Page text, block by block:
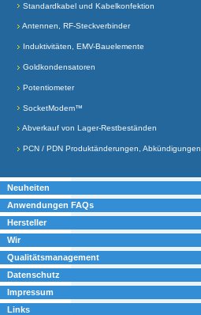
Standardkabel und Kabelkonfektion
Antennen, RF-Steckverbinder
Induktivitäten, EMV-Bauelemente
Goldkondensatoren
Potentiometer
SocketModem™
Abverkauf von Lager-Restbeständen
PCN / PDN Produktänderungen, Abkündigungen
Neuheiten
Anwendungen FAQs
Hersteller
Wir
Qualitätsmanagement
Datenschutz
Impressum
Links